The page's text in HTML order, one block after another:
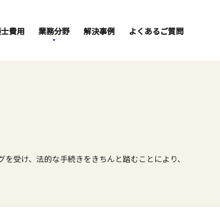
費用 業務分野 解決事例 よくあるご質問
受け、法的な手続きをきちんと踏むことにより、